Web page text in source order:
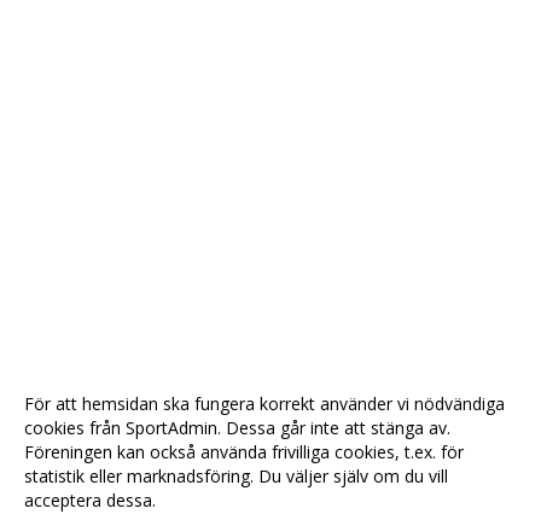
För att hemsidan ska fungera korrekt använder vi nödvändiga
cookies från SportAdmin. Dessa går inte att stänga av.
Föreningen kan också använda frivilliga cookies, t.ex. för
statistik eller marknadsföring. Du väljer själv om du vill
acceptera dessa.